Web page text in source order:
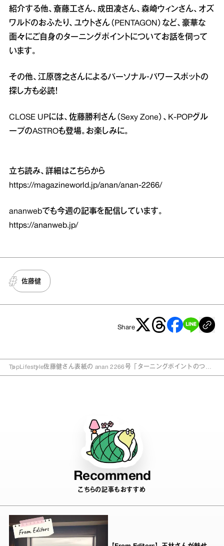
紹介する他、斎藤工さん、成田凌さん、森崎ウィンさん、オズ
ワルドのおふたり、ユウトさん（PENTAGON）など、豪華な
面々にご自身のターニングポイントについてお話を伺って
います。
その他、江原啓之さんによるパーソナル・パワースポットの
探し方も必読！
CLOSE UPには、佐藤勝利さん（Sexy Zone）、K-POPグル
ープのASTROも登場。お楽しみに。
立ち読み、詳細はこちらから
https://magazineworld.jp/anan/anan-2266/
ananwebでも今週の記事を配信しています。
https://ananweb.jp/
佐藤健
Share
TopLifestyle佐藤健さん表紙の anan 2266号「ターニングポイントのつか
Recommend
こちらの記事もおすすめ